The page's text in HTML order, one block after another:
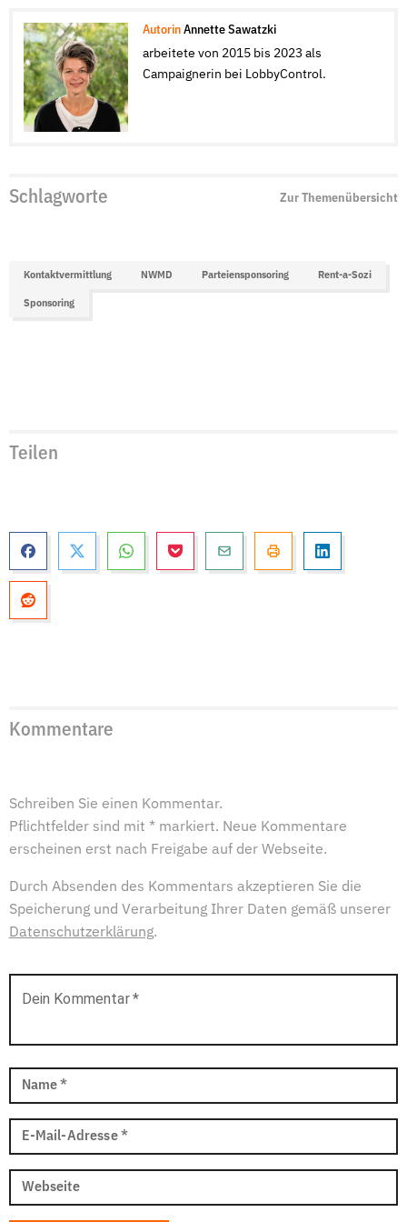
Autorin Annette Sawatzki
arbeitete von 2015 bis 2023 als
Campaignerin bei LobbyControl.
Schlagworte Zur Themenübersicht
Kontaktvermittlung NWMD Parteiensponsoring Rent-a-Sozi
Sponsoring
Teilen
Kommentare
Schreiben Sie einen Kommentar.
Pflichtfelder sind mit * markiert. Neue Kommentare
erscheinen erst nach Freigabe auf der Webseite.
Durch Absenden des Kommentars akzeptieren Sie die
Speicherung und Verarbeitung Ihrer Daten gemäß unserer
Datenschutzerklärung.
Dein Kommentar*
Name *
E-Mail-Adresse *
Webseite